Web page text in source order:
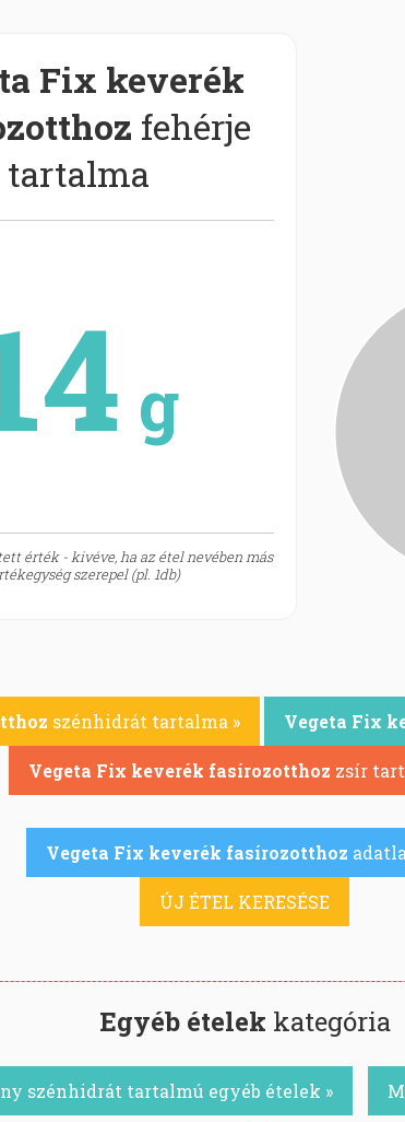
Fix keverék
fehérje
tartalma
g
érték - kivéve, ha az étel nevében más
szerepel (pl. 1db)
szénhidrát tartalma » Vegeta Fix
Vegeta Fix keverék fasírozotthoz zsír
Vegeta Fix keverék fasírozotthoz
ÚJ ÉTEL KERESÉSE
Egyéb ételek kategória
szénhidrát tartalmú egyéb ételek »